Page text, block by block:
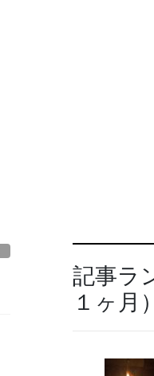
記事ラ
１ヶ月）